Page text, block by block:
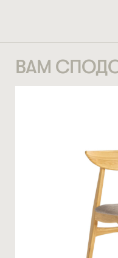
ВАМ
КІЛЬКІСТЬ ТА